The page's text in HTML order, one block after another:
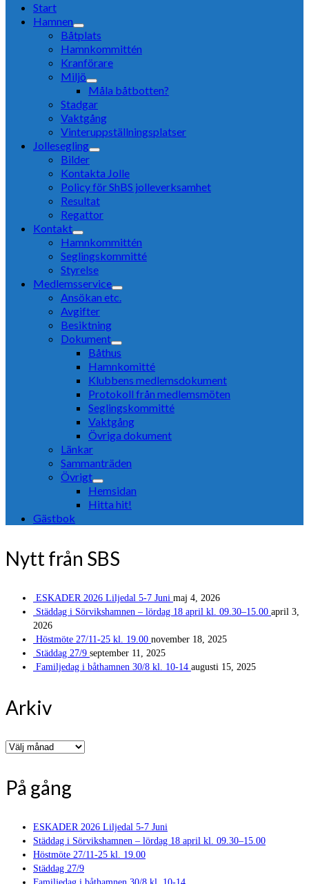
Start
Hamnen
Båtplats
Hamnkommittén
Kranförare
Miljö
Måla båtbotten?
Stadgar
Vaktgång
Vinteruppställningsplatser
Jollesegling
Bilder
Kontakta Jolle
Policy för ShBS jolleverksamhet
Resultat
Regattor
Kontakt
Hamnkommittén
Seglingskommitté
Styrelse
Medlemsservice
Ansökan etc.
Avgifter
Besiktning
Dokument
Båthus
Hamnkomitté
Klubbens medlemsdokument
Protokoll från medlemsmöten
Seglingskommitté
Vaktgång
Övriga dokument
Länkar
Sammanträden
Övrigt
Hemsidan
Hitta hit!
Gästbok
Nytt från SBS
ESKADER 2026 Liljedal 5-7 Juni maj 4, 2026
Städdag i Sörvikshamnen – lördag 18 april kl. 09.30–15.00 april 3,
2026
Höstmöte 27/11-25 kl. 19.00 november 18, 2025
Städdag 27/9 september 11, 2025
Familjedag i båthamnen 30/8 kl. 10-14 augusti 15, 2025
Arkiv
Arkiv
På gång
ESKADER 2026 Liljedal 5-7 Juni
Städdag i Sörvikshamnen – lördag 18 april kl. 09.30–15.00
Höstmöte 27/11-25 kl. 19.00
Städdag 27/9